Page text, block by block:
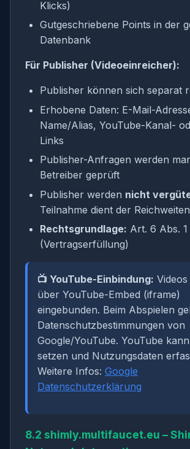
Klicks)
Gutgeschriebene Points in der
Datenbank
Für Publisher (Videoeinreicher):
Publisher können sich separat
Erhobene Daten: E-Mail-
Name/Alias, YouTube-Kanal-
Links
Publisher-Anfragen werden
Betreiber geprüft
Publisher werden nicht
Teilnahme dient der
Rechtsgrundlage: Art. 6 Abs. 1
(Vertragserfüllung)
📺 YouTube-Einbindung:
über YouTube-Embed (iframe)
eingebunden. Beim Abspielen
Datenschutzbestimmungen von
Google/YouTube. YouTube
setzen und Nutzungsdaten
Weitere Infos: Google
Datenschutzerklärung
8.2 shimly.multifaucet.eu –